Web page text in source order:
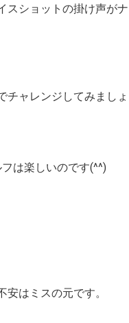
スショットの掛け声がナ
チャレンジしてみましょ
は楽しいのです(^^)
はミスの元です。